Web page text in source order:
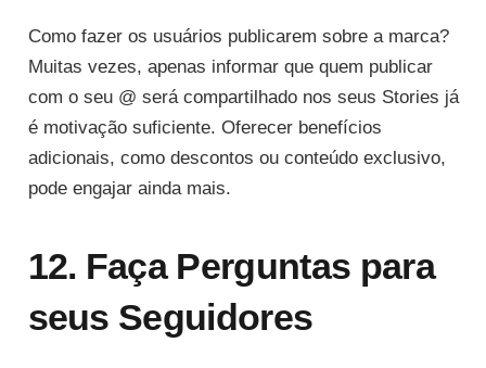
Como fazer os usuários publicarem sobre a marca?
Muitas vezes, apenas informar que quem publicar
com o seu @ será compartilhado nos seus Stories já
é motivação suficiente. Oferecer benefícios
adicionais, como descontos ou conteúdo exclusivo,
pode engajar ainda mais.
12. Faça Perguntas para
seus Seguidores